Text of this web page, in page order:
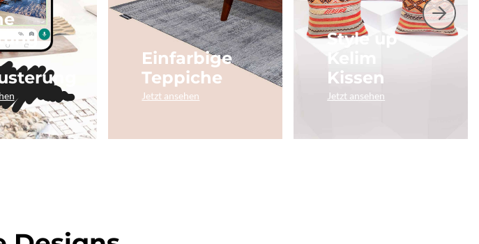
Einfarbige
Teppiche
Jetzt ansehen
Style up
Kelim
Kissen
Jetzt ansehen